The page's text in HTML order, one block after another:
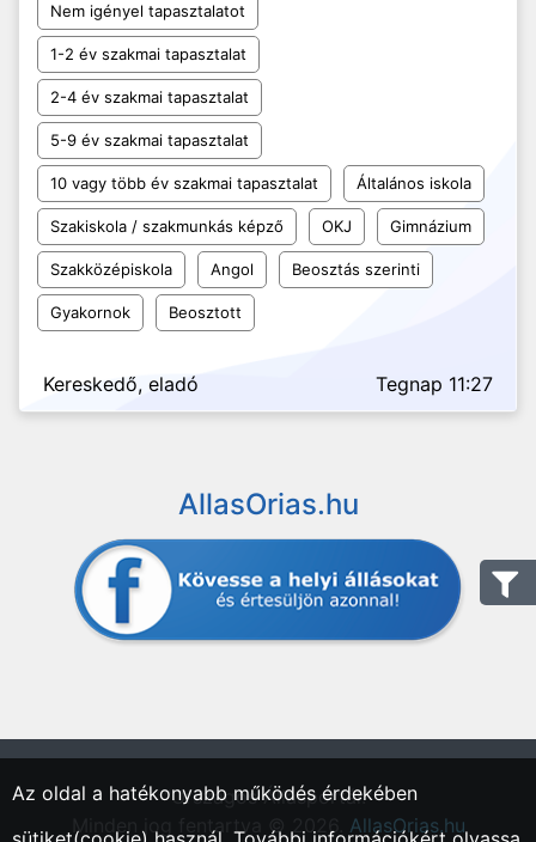
Nem igényel tapasztalatot
1-2 év szakmai tapasztalat
2-4 év szakmai tapasztalat
5-9 év szakmai tapasztalat
10 vagy több év szakmai tapasztalat Általános iskola
Szakiskola / szakmunkás képző OKJ Gimnázium
Szakközépiskola Angol Beosztás szerinti
Gyakornok Beosztott
Kereskedő, eladó Tegnap 11:27
AllasOrias.hu
"Országos Állásportál."
Minden jog fentartva © 2026. AllasOrias.hu
Az oldal a hatékonyabb működés érdekében